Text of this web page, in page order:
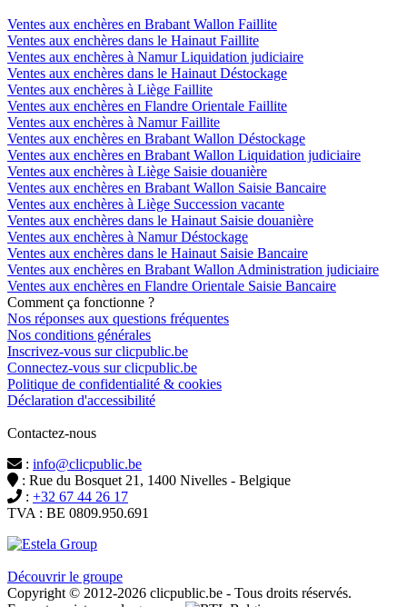
Ventes aux enchères en Brabant Wallon Faillite
Ventes aux enchères dans le Hainaut Faillite
Ventes aux enchères à Namur Liquidation judiciaire
Ventes aux enchères dans le Hainaut Déstockage
Ventes aux enchères à Liège Faillite
Ventes aux enchères en Flandre Orientale Faillite
Ventes aux enchères à Namur Faillite
Ventes aux enchères en Brabant Wallon Déstockage
Ventes aux enchères en Brabant Wallon Liquidation judiciaire
Ventes aux enchères à Liège Saisie douanière
Ventes aux enchères en Brabant Wallon Saisie Bancaire
Ventes aux enchères à Liège Succession vacante
Ventes aux enchères dans le Hainaut Saisie douanière
Ventes aux enchères à Namur Déstockage
Ventes aux enchères dans le Hainaut Saisie Bancaire
Ventes aux enchères en Brabant Wallon Administration judiciaire
Ventes aux enchères en Flandre Orientale Saisie Bancaire
Comment ça fonctionne ?
Nos réponses aux questions fréquentes
Nos conditions générales
Inscrivez-vous sur clicpublic.be
Connectez-vous sur clicpublic.be
Politique de confidentialité & cookies
Déclaration d'accessibilité
Contactez-nous
: info@clicpublic.be
: Rue du Bosquet 21, 1400 Nivelles - Belgique
: +32 67 44 26 17
TVA : BE 0809.950.691
Découvrir le groupe
Copyright © 2012-2026 clicpublic.be - Tous droits réservés.